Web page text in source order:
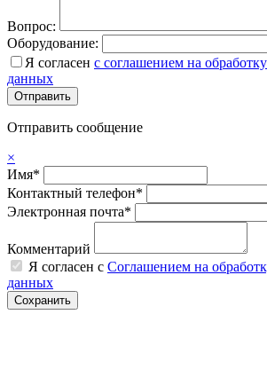
Вопрос:
Оборудование:
Я согласен с соглашением на
данных
Отправить сообщение
×
Имя*
Контактный телефон*
Электронная почта*
Комментарий
Я согласен с Соглашением на
данных